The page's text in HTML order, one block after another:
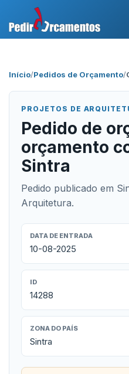
Início/Pedidos de Orçamento/
PROJETOS DE
Pedido de
orçamento
Sintra
Pedido publicado em
Arquitetura.
DATA DE ENTRADA
10-08-2025
ID
14288
ZONA DO PAÍS
Sintra
Área Profissional
Como Funciona?
Testemunhos